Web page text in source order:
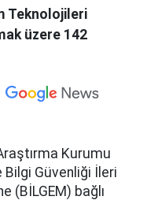
Teknolojileri
üzere 142
Kurumu
Bilgi Güvenliği İleri
(BİLGEM) bağlı